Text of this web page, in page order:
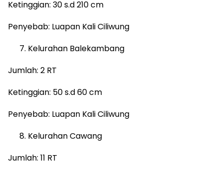
Ketinggian: 30 s.d 210 cm
Penyebab: Luapan Kali Ciliwung
Kelurahan Balekambang
Jumlah: 2 RT
Ketinggian: 50 s.d 60 cm
Penyebab: Luapan Kali Ciliwung
Kelurahan Cawang
Jumlah: 11 RT